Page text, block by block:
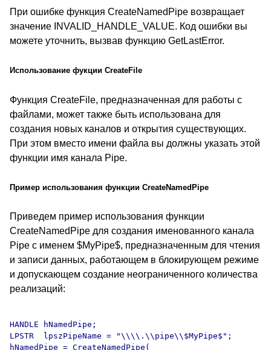
При ошибке функция CreateNamedPipe возвращает
значение INVALID_HANDLE_VALUE. Код ошибки вы
можете уточнить, вызвав функцию GetLastError.
Использование фукции CreateFile
Функция CreateFile, предназначенная для работы с
файлами, может также быть использована для
создания новых каналов и открытия существующих.
При этом вместо имени файла вы должны указать этой
функции имя канала Pipe.
Пример использования функции CreateNamedPipe
Приведем пример использования функции
CreateNamedPipe для создания именованного канала
Pipe с именем $MyPipe$, предназначенным для чтения
и записи данных, работающем в блокирующем режиме
и допускающем создание неограниченного количества
реализаций:
HANDLE hNamedPipe;
LPSTR  lpszPipeName = "\\\\.\\pipe\\$MyPipe$";
hNamedPipe = CreateNamedPipe(